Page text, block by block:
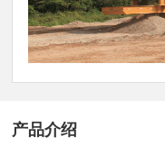
产品介绍